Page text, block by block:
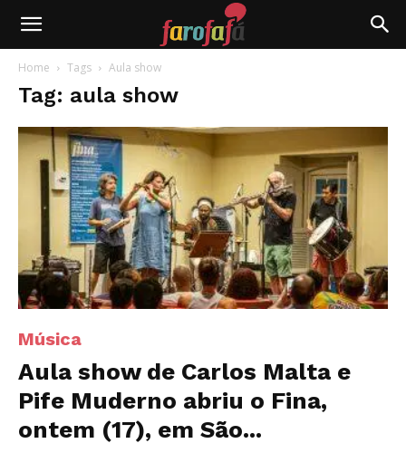
Farofafá
Home Tags Aula show
Tag: aula show
Música
Aula show de Carlos Malta e
Pife Muderno abriu o Fina,
ontem (17), em São...